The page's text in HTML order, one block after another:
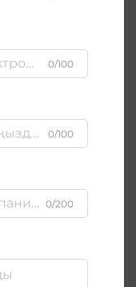
0/100
0/100
0/200